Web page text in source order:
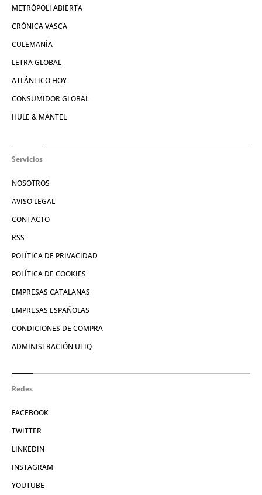
METRÓPOLI ABIERTA
CRÓNICA VASCA
CULEMANÍA
LETRA GLOBAL
ATLÁNTICO HOY
CONSUMIDOR GLOBAL
HULE & MANTEL
Servicios
NOSOTROS
AVISO LEGAL
CONTACTO
RSS
POLÍTICA DE PRIVACIDAD
POLÍTICA DE COOKIES
EMPRESAS CATALANAS
EMPRESAS ESPAÑOLAS
CONDICIONES DE COMPRA
ADMINISTRACIÓN UTIQ
Redes
FACEBOOK
TWITTER
LINKEDIN
INSTAGRAM
YOUTUBE